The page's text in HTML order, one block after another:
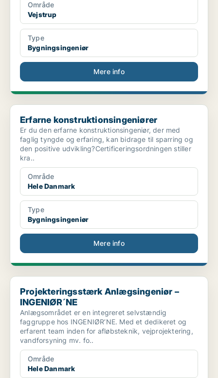
Område
Vejstrup
Type
Bygningsingeniør
Mere info
Erfarne konstruktionsingeniører
Erfarne konstruktionsingeniører
Er du den erfarne konstruktionsingeniør, der med
faglig tyngde og erfaring, kan bidrage til sparring og
den positive udvikling?Certificeringsordningen stiller
kra..
Område
Hele Danmark
Type
Bygningsingeniør
Mere info
Projekteringsstærk Anlægsingeniør – INGENIØR´NE
Projekteringsstærk Anlægsingeniør –
INGENIØR´NE
Anlægsområdet er en integreret selvstændig
faggruppe hos INGENIØR’NE. Med et dedikeret og
erfarent team inden for afløbsteknik, vejprojektering,
vandforsyning mv. fo..
Område
Hele Danmark